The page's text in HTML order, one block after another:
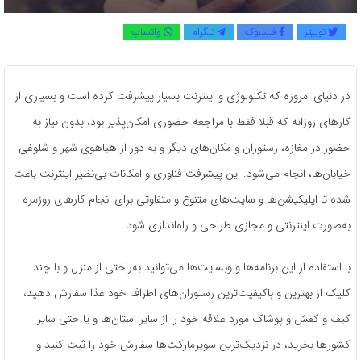
توییتر فیسبوک تلگرام واتساپ
در دنیای امروزه که تکنولوژی و اینترنت بسیار پیشرفت کرده است و بسیاری از
کارهای روزانه که قبلا فقط با مراجعه حضوری امکان‌پذیر بود، بدون نیاز به
حضور در مغازه، رستوران و مکان‌های دیگر و به دور از هیاهوی شهر و شلوغی
خیابان‌ها، انجام می‌شود. این پیشرفت فناوری و امکانات بی‌نظیر اینترنت باعث
شده تا اپلیکیشن‌ها و سایت‌های متنوع و متفاوتی برای انجام کارهای روزمره
به‌صورت اینترنتی و مجازی طراحی و راه‌اندازی شود.
با استفاده از این برنامه‌ها و وبسایت‌ها می‌توانید به‌راحتی از منزل و با چند
کلیک از بهترین و باکیفیت‌ترین رستوران‌های اطراف خود غذا سفارش دهید،
کیف و کفش و پوشاک مورد علاقه خود را از سایر استان‌ها و یا حتی سایر
کشورها بخرید، در نزدیک‌ترین سوپرمارکت‌ها سفارش خود را ثبت کنید و